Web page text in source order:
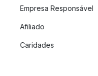
Empresa Responsável
Afiliado
Caridades